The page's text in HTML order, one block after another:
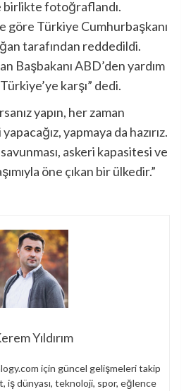
birlikte fotoğraflandı.
göre Türkiye Cumhurbaşkanı
tarafından reddedildi.
Başbakanı ABD’den yardım
karşı” dedi.
yapın, her zaman
yapmaya da hazırız.
askeri kapasitesi ve
öne çıkan bir ülkedir.”
Yıldırım
için güncel gelişmeleri takip
iş dünyası, teknoloji, spor, eğlence